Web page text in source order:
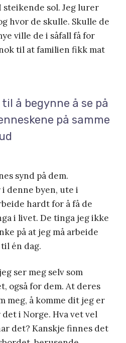
steikende sol. Jeg lurer
hvor de skulle. Skulle de
ville de i såfall få for
til at familien fikk mat
å begynne å se på
på samme
synd på dem.
denne byen, ute i
hardt for å få de
i livet. De tinga jeg ikke
på at jeg må arbeide
én dag.
ser meg selv som
også for dem. At deres
meg, å komme dit jeg er
i Norge. Hva vet vel
det? Kanskje finnes det